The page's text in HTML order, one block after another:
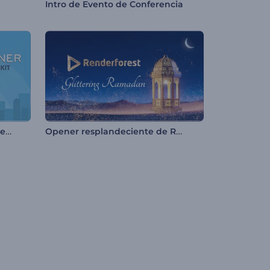
Intro de Evento de Conferencia
Kit de Herramientas para Videos Explicativos Opener resplandeciente de Ramadán